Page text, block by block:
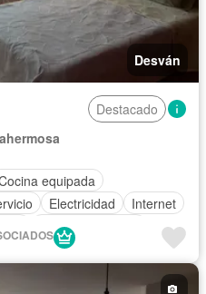
Desván
Destacado
equipada
Electricidad
Internet
Vista panorámica
amueblado